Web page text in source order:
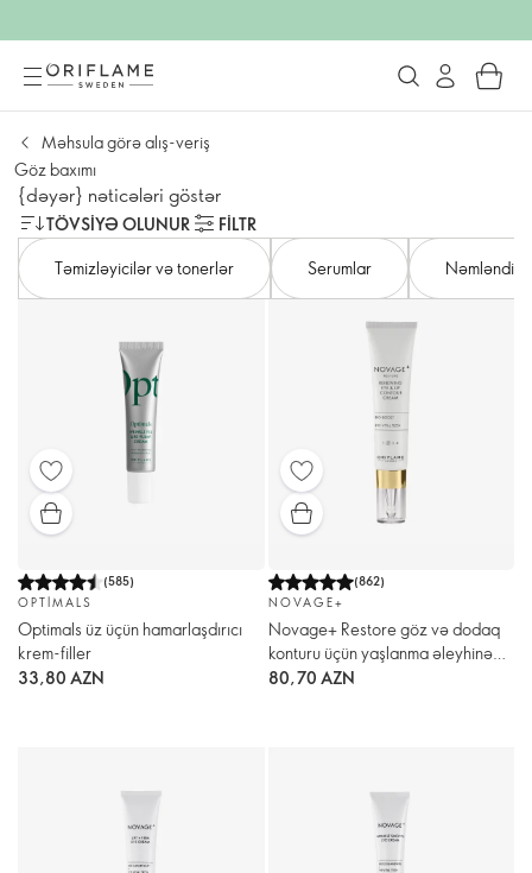
Məhsula görə alış-veriş
Göz baxımı
{dəyər} nəticələri göstər
TÖVSIYƏ OLUNUR
FILTR
Təmizləyicilər və tonerlər
Serumlar
(585)
OPTIMALS
Optimals üz üçün hamarlaşdırıcı
krem-filler
33,80 AZN
(862)
NOVAGE+
Novage+ Restore göz və dodaq
konturu üçün yaşlanma əleyhinə
krem
80,70 AZN